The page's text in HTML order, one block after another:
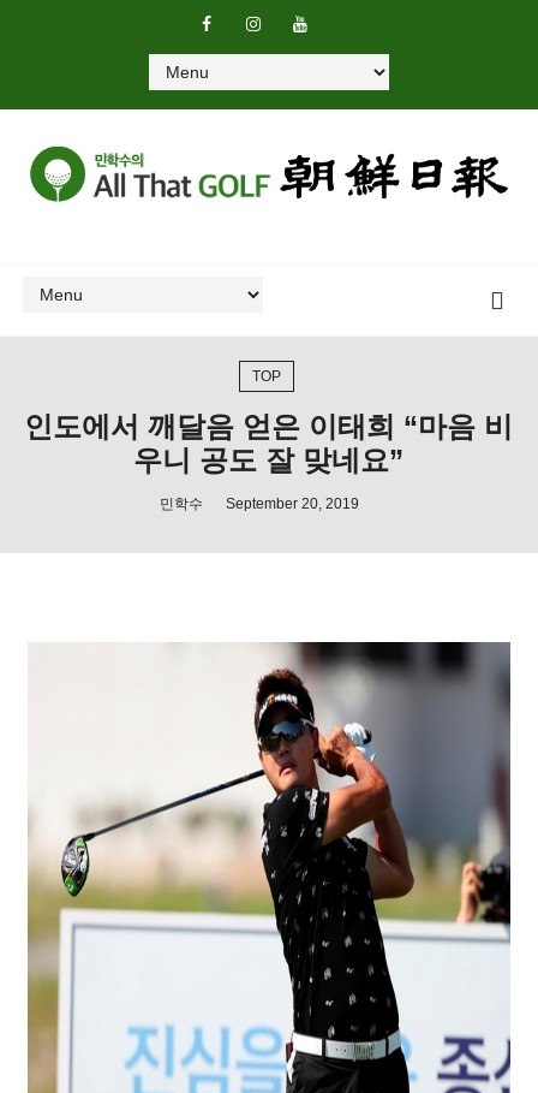
TOP
인도에서 깨달음 얻은 이태희 “마음 비
우니 공도 잘 맞네요”
민학수 September 20, 2019